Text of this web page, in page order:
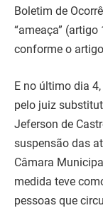
Boletim de
“ameaça” (artigo
conforme o
E no último dia
pelo juiz
Jeferson de
suspensão das
Câmara
medida teve
pessoas que